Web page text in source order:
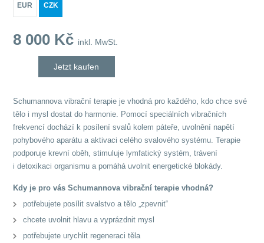
EUR CZK
8 000 Kč inkl. MwSt.
Jetzt kaufen
Schumannova vibrační terapie je vhodná pro každého, kdo chce své
tělo i mysl dostat do harmonie. Pomocí speciálních vibračních
frekvencí dochází k posílení svalů kolem páteře, uvolnění napětí
pohybového aparátu a aktivaci celého svalového systému. Terapie
podporuje krevní oběh, stimuluje lymfatický systém, trávení
i detoxikaci organismu a pomáhá uvolnit energetické blokády.
Kdy je pro vás Schumannova vibrační terapie vhodná?
potřebujete posílit svalstvo a tělo „zpevnit“
chcete uvolnit hlavu a vyprázdnit mysl
potřebujete urychlit regeneraci těla